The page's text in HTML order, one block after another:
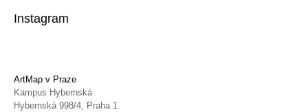
Instagram
ArtMap v Praze
Kampus Hybernská
Hybernská 998/4, Praha 1